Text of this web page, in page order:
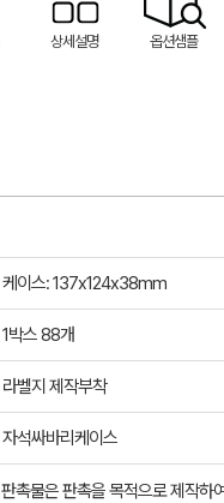
상세설명 옵션샘플
케이스: 137x124x38mm
1박스 88개
라벨지 제작부착
자석싸바리케이스
판촉물은 판촉을 목적으로 제작하